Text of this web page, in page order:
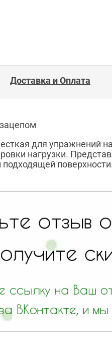
Доставка и Оплата
для упражнений
нагрузки.
подходящей